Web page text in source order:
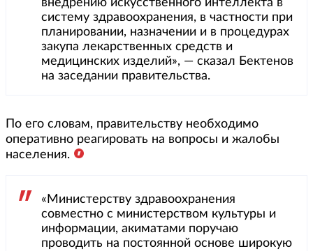
внедрению искусственного интеллекта в
систему здравоохранения, в частности при
планировании, назначении и в процедурах
закупа лекарственных средств и
медицинских изделий», — сказал Бектенов
на заседании правительства.
По его словам, правительству необходимо
оперативно реагировать на вопросы и жалобы
населения.
«Министерству здравоохранения
совместно с министерством культуры и
информации, акиматами поручаю
проводить на постоянной основе широкую